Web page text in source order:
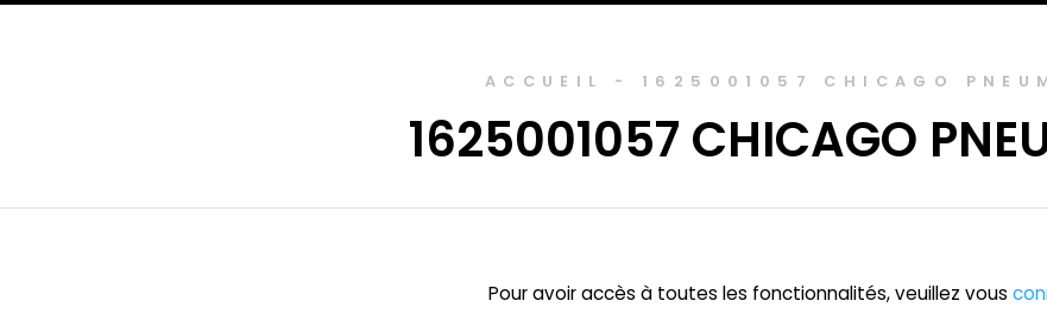
ACCUEIL - 1625001057 CHICAGO
1625001057 CHICAGO
Pour avoir accès à toutes les fonctionnalités, veuillez vous